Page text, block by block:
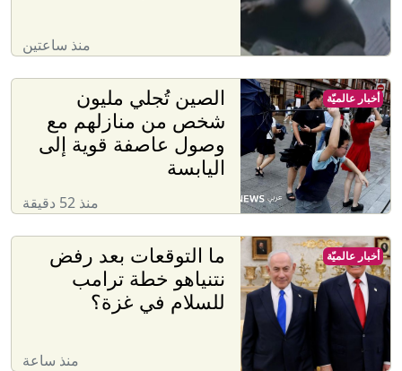
منذ ساعتين
الصين تُجلي مليون
شخص من منازلهم مع
وصول عاصفة قوية إلى
اليابسة
منذ 52 دقيقة
أخبار عالميّة
ما التوقعات بعد رفض
نتنياهو خطة ترامب
للسلام في غزة؟
منذ ساعة
أخبار عالميّة